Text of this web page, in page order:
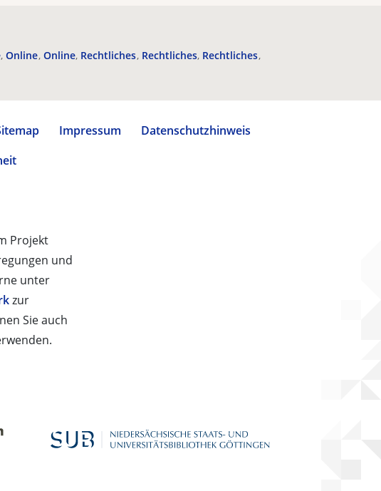
Online Online Rechtliches Rechtliches Rechtliches
Impressum
Datenschutzhinweis
Projekt
und
unter
zur
Sie auch